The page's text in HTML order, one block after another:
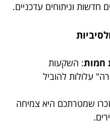
חמות: השקעות
עלולות להוביל
שמטרתכם היא צמיחה